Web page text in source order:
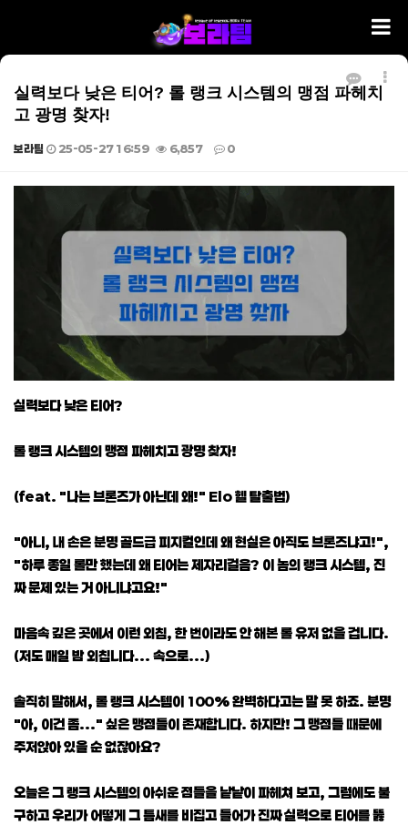
실력보다 낮은 티어? 롤 랭크 시스템의 맹점 파헤치
고 광명 찾자!
보라팀 25-05-27 16:59 6,857 0
실력보다 낮은 티어?
롤 랭크 시스템의 맹점 파헤치고 광명 찾자!
(feat. "나는 브론즈가 아닌데 왜!" Elo 헬 탈출법)
"아니, 내 손은 분명 골드급 피지컬인데 왜 현실은 아직도 브론즈냐고!",
"하루 종일 롤만 했는데 왜 티어는 제자리걸음? 이 놈의 랭크 시스템, 진
짜 문제 있는 거 아니냐고요!"
마음속 깊은 곳에서 이런 외침, 한 번이라도 안 해본 롤 유저 없을 겁니다.
(저도 매일 밤 외칩니다... 속으로...)
솔직히 말해서, 롤 랭크 시스템이 100% 완벽하다고는 말 못 하죠. 분명
"아, 이건 좀..." 싶은 맹점들이 존재합니다. 하지만! 그 맹점들 때문에
주저앉아 있을 순 없잖아요?
오늘은 그 랭크 시스템의 아쉬운 점들을 낱낱이 파헤쳐 보고, 그럼에도 불
구하고 우리가 어떻게 그 틈새를 비집고 들어가 진짜 실력으로 티어를 뚫